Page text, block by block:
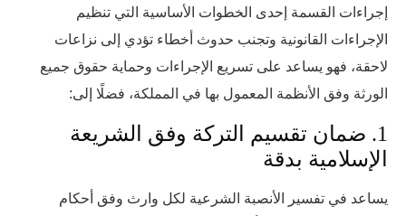
إجراءات القسمة إحدى الخطوات الأساسية التي تنظيم
الإجراءات القانونية وتجنب حدوث أخطاء تؤدي إلى نزاعات
لاحقة، فهو يساعد على تسريع الإجراءات وحماية حقوق جميع
الورثة وفق الأنظمة المعمول بها في المملكة، فضلًا إلى:
1. ضمان تقسيم التركة وفق الشريعة
الإسلامية بدقة
يساعد في تفسير الأنصبة الشرعية لكل وارث وفق أحكام